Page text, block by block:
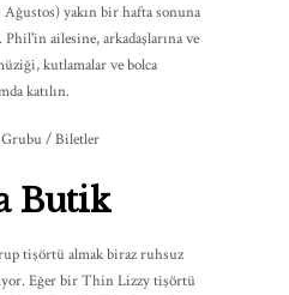
yakın bir hafta sonuna
ailesine, arkadaşlarına ve
kutlamalar ve bolca
katılın.
Grubu / Biletler
Butik
tişörtü almak biraz ruhsuz
Eğer bir Thin Lizzy tişörtü